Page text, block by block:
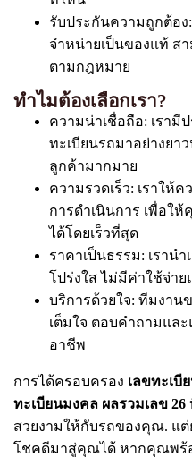
รับประกันความถูกต้อง
จำหน่ายเป็นของแท้ ส
ตามกฎหมาย
ทำไมต้องเลือกเรา?
ความน่าเชื่อถือ: เรามี
ทะเบียนรถมาอย่างยา
ลูกค้ามากมาย
ความรวดเร็ว: เราให้
การดำเนินการ เพื่อใ
ได้โดยเร็วที่สุด
ราคาเป็นธรรม: เราน
โปร่งใส ไม่มีค่าใช้จ่าย
บริการด้วยใจ: ทีมงาน
เต็มใจ ตอบคำถามแล
อาชีพ
การได้ครอบครอง เลขทะเบี
ทะเบียนมงคล ผลรวมเลข 26
สวยงามให้กับรถของคุณ. แ
โชคดีมาสู่คุณได้ หากคุณพร้